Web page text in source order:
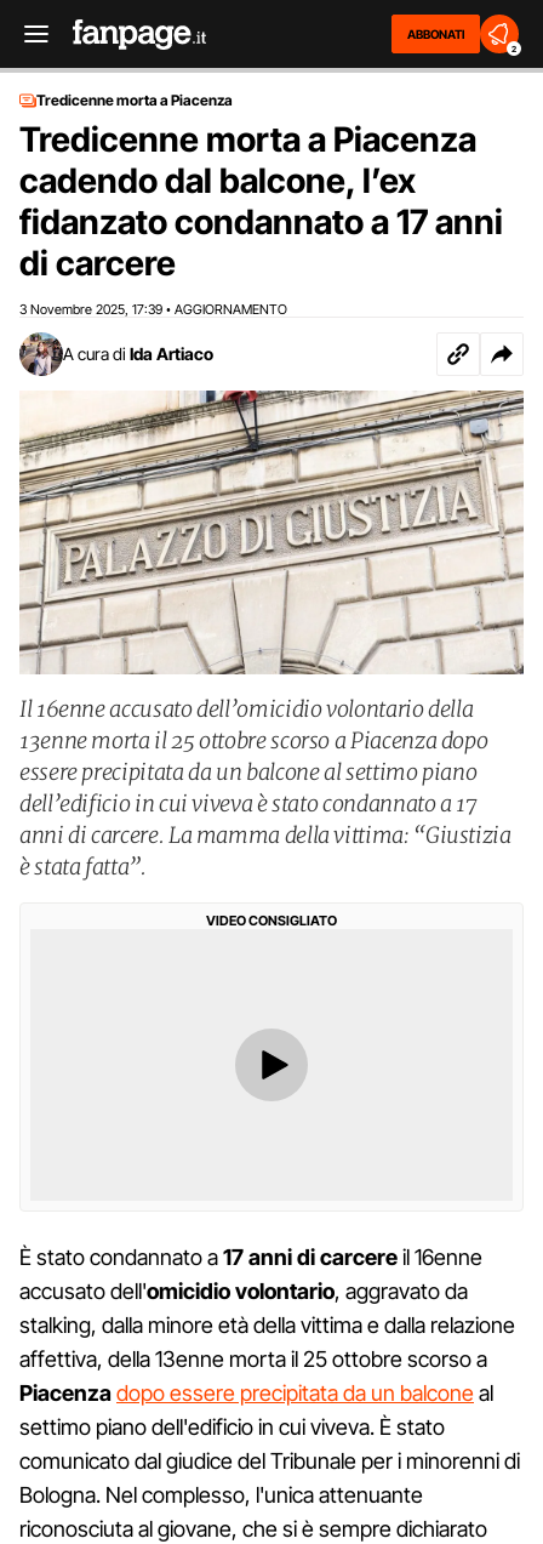
ABBONATI
2
Tredicenne morta a Piacenza
Tredicenne morta a Piacenza
cadendo dal balcone, l’ex
fidanzato condannato a 17 anni
di carcere
3 Novembre 2025 17:39 • AGGIORNAMENTO
A cura di Ida Artiaco
Il 16enne accusato dell’omicidio volontario della
13enne morta il 25 ottobre scorso a Piacenza dopo
essere precipitata da un balcone al settimo piano
dell’edificio in cui viveva è stato condannato a 17
anni di carcere. La mamma della vittima: “Giustizia
è stata fatta”.
VIDEO CONSIGLIATO
È stato condannato a17 anni di carcereil 16enne
accusato dell'omicidio volontario, aggravato da
stalking, dalla minore età della vittima e dalla relazione
affettiva, della 13enne morta il 25 ottobre scorso a
Piacenzadopo essere precipitata da un balconeal
settimo piano dell'edificio in cui viveva. È stato
comunicato dal giudice del Tribunale per i minorenni di
Bologna. Nel complesso, l'unica attenuante
riconosciuta al giovane, che si è sempre dichiarato